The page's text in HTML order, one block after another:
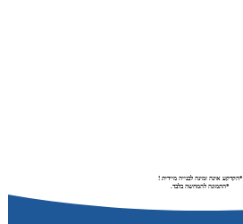
*הקרקע אינה זמינה לבנייה מיידית !
*התמונה להמחשה בלבד.